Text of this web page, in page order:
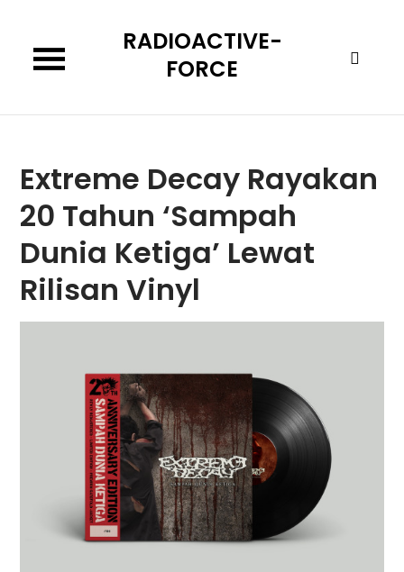
content
RADIOACTIVE-
FORCE
Extreme Decay Rayakan
20 Tahun ‘Sampah
Dunia Ketiga’ Lewat
Rilisan Vinyl